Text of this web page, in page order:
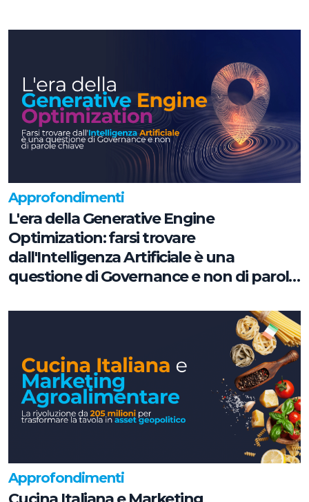
Approfondimenti
L'era della Generative Engine
Optimization: farsi trovare
dall'Intelligenza Artificiale è una
questione di Governance e non di parole
Approfondimenti